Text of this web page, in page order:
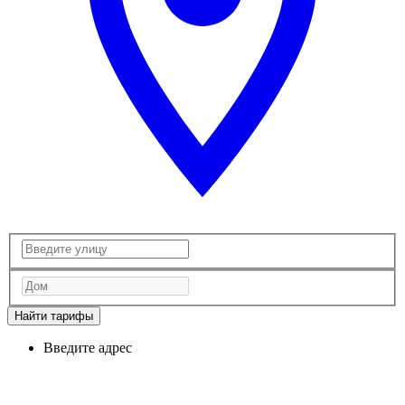
Найти тарифы
Введите адрес